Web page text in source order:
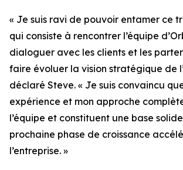
« Je suis ravi de pouvoir entamer ce
qui consiste à rencontrer l’équipe
dialoguer avec les clients et les
faire évoluer la vision stratégique de
déclaré Steve. « Je suis convaincu
expérience et mon approche
l’équipe et constituent une base
prochaine phase de croissance
l’entreprise. »